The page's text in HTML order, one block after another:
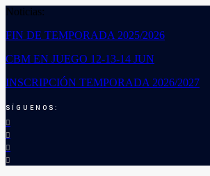
Noticias:
FIN DE TEMPORADA 2025/2026
CBM EN JUEGO 12-13-14 JUN
INSCRIPCIÓN TEMPORADA 2026/2027
SÍGUENOS: